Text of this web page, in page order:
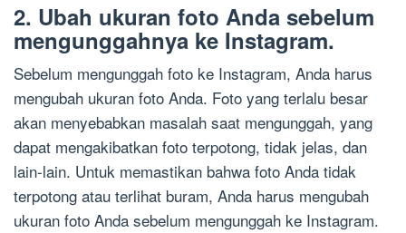
2. Ubah ukuran foto Anda sebelum
mengunggahnya ke Instagram.
Sebelum mengunggah foto ke Instagram, Anda harus
mengubah ukuran foto Anda. Foto yang terlalu besar
akan menyebabkan masalah saat mengunggah, yang
dapat mengakibatkan foto terpotong, tidak jelas, dan
lain-lain. Untuk memastikan bahwa foto Anda tidak
terpotong atau terlihat buram, Anda harus mengubah
ukuran foto Anda sebelum mengunggah ke Instagram.